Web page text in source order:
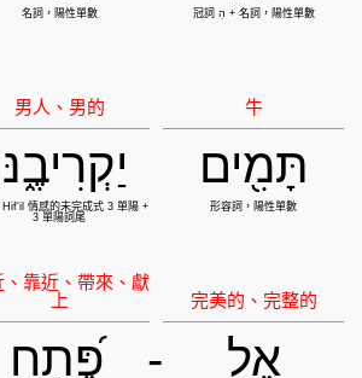
תָּמִ֖ים
אֶל - פֶּ֝תַח